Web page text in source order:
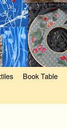
Book Table